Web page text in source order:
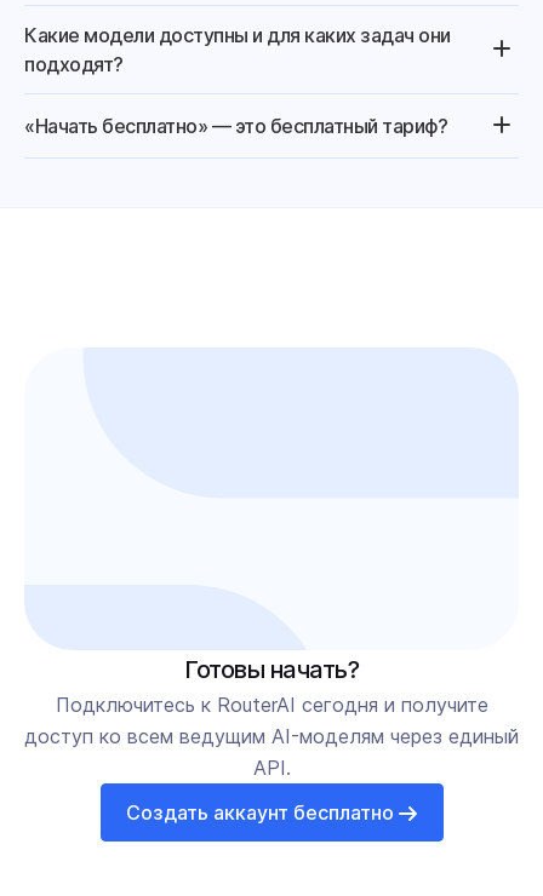
Какие модели доступны и для каких задач они
подходят?
«Начать бесплатно» — это бесплатный тариф?
Готовы начать?
Подключитесь к RouterAI сегодня и получите
доступ ко всем ведущим AI-моделям через единый
API.
Создать аккаунт бесплатно